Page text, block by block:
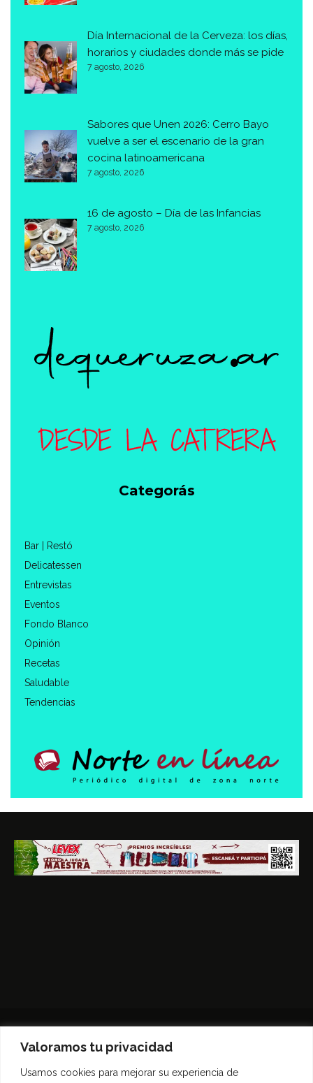
Valoramos tu privacidad
Usamos cookies para mejorar su experiencia de
Día Internacional de la Cerveza: los días,
horarios y ciudades donde más se pide
7 agosto, 2026
Sabores que Unen 2026: Cerro Bayo
vuelve a ser el escenario de la gran
cocina latinoamericana
7 agosto, 2026
16 de agosto – Día de las Infancias
7 agosto, 2026
Categorás
Bar | Restó
Delicatessen
Entrevistas
Eventos
Fondo Blanco
Opinión
Recetas
Saludable
Tendencias